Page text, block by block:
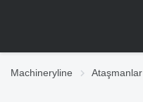
Machineryline Ataşmanlar